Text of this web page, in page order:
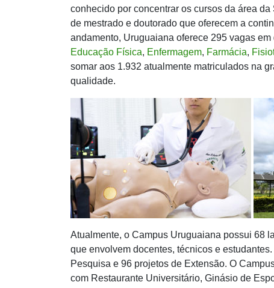
conhecido por concentrar os cursos da área
de mestrado e doutorado que oferecem a
andamento, Uruguaiana oferece 295 vagas
Educação Física, Enfermagem, Farmácia,
somar aos 1.932 atualmente matriculados na
qualidade.
Atualmente, o Campus Uruguaiana possui 68
que envolvem docentes, técnicos e
Pesquisa e 96 projetos de Extensão. O
com Restaurante Universitário, Ginásio de